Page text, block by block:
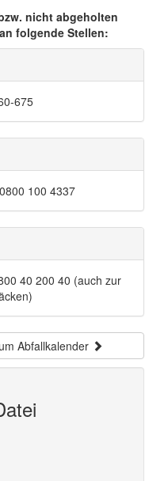
nicht abgeholten
folgende Stellen:
675
100 4337
40 200 40 (auch zur
Abfallkalender